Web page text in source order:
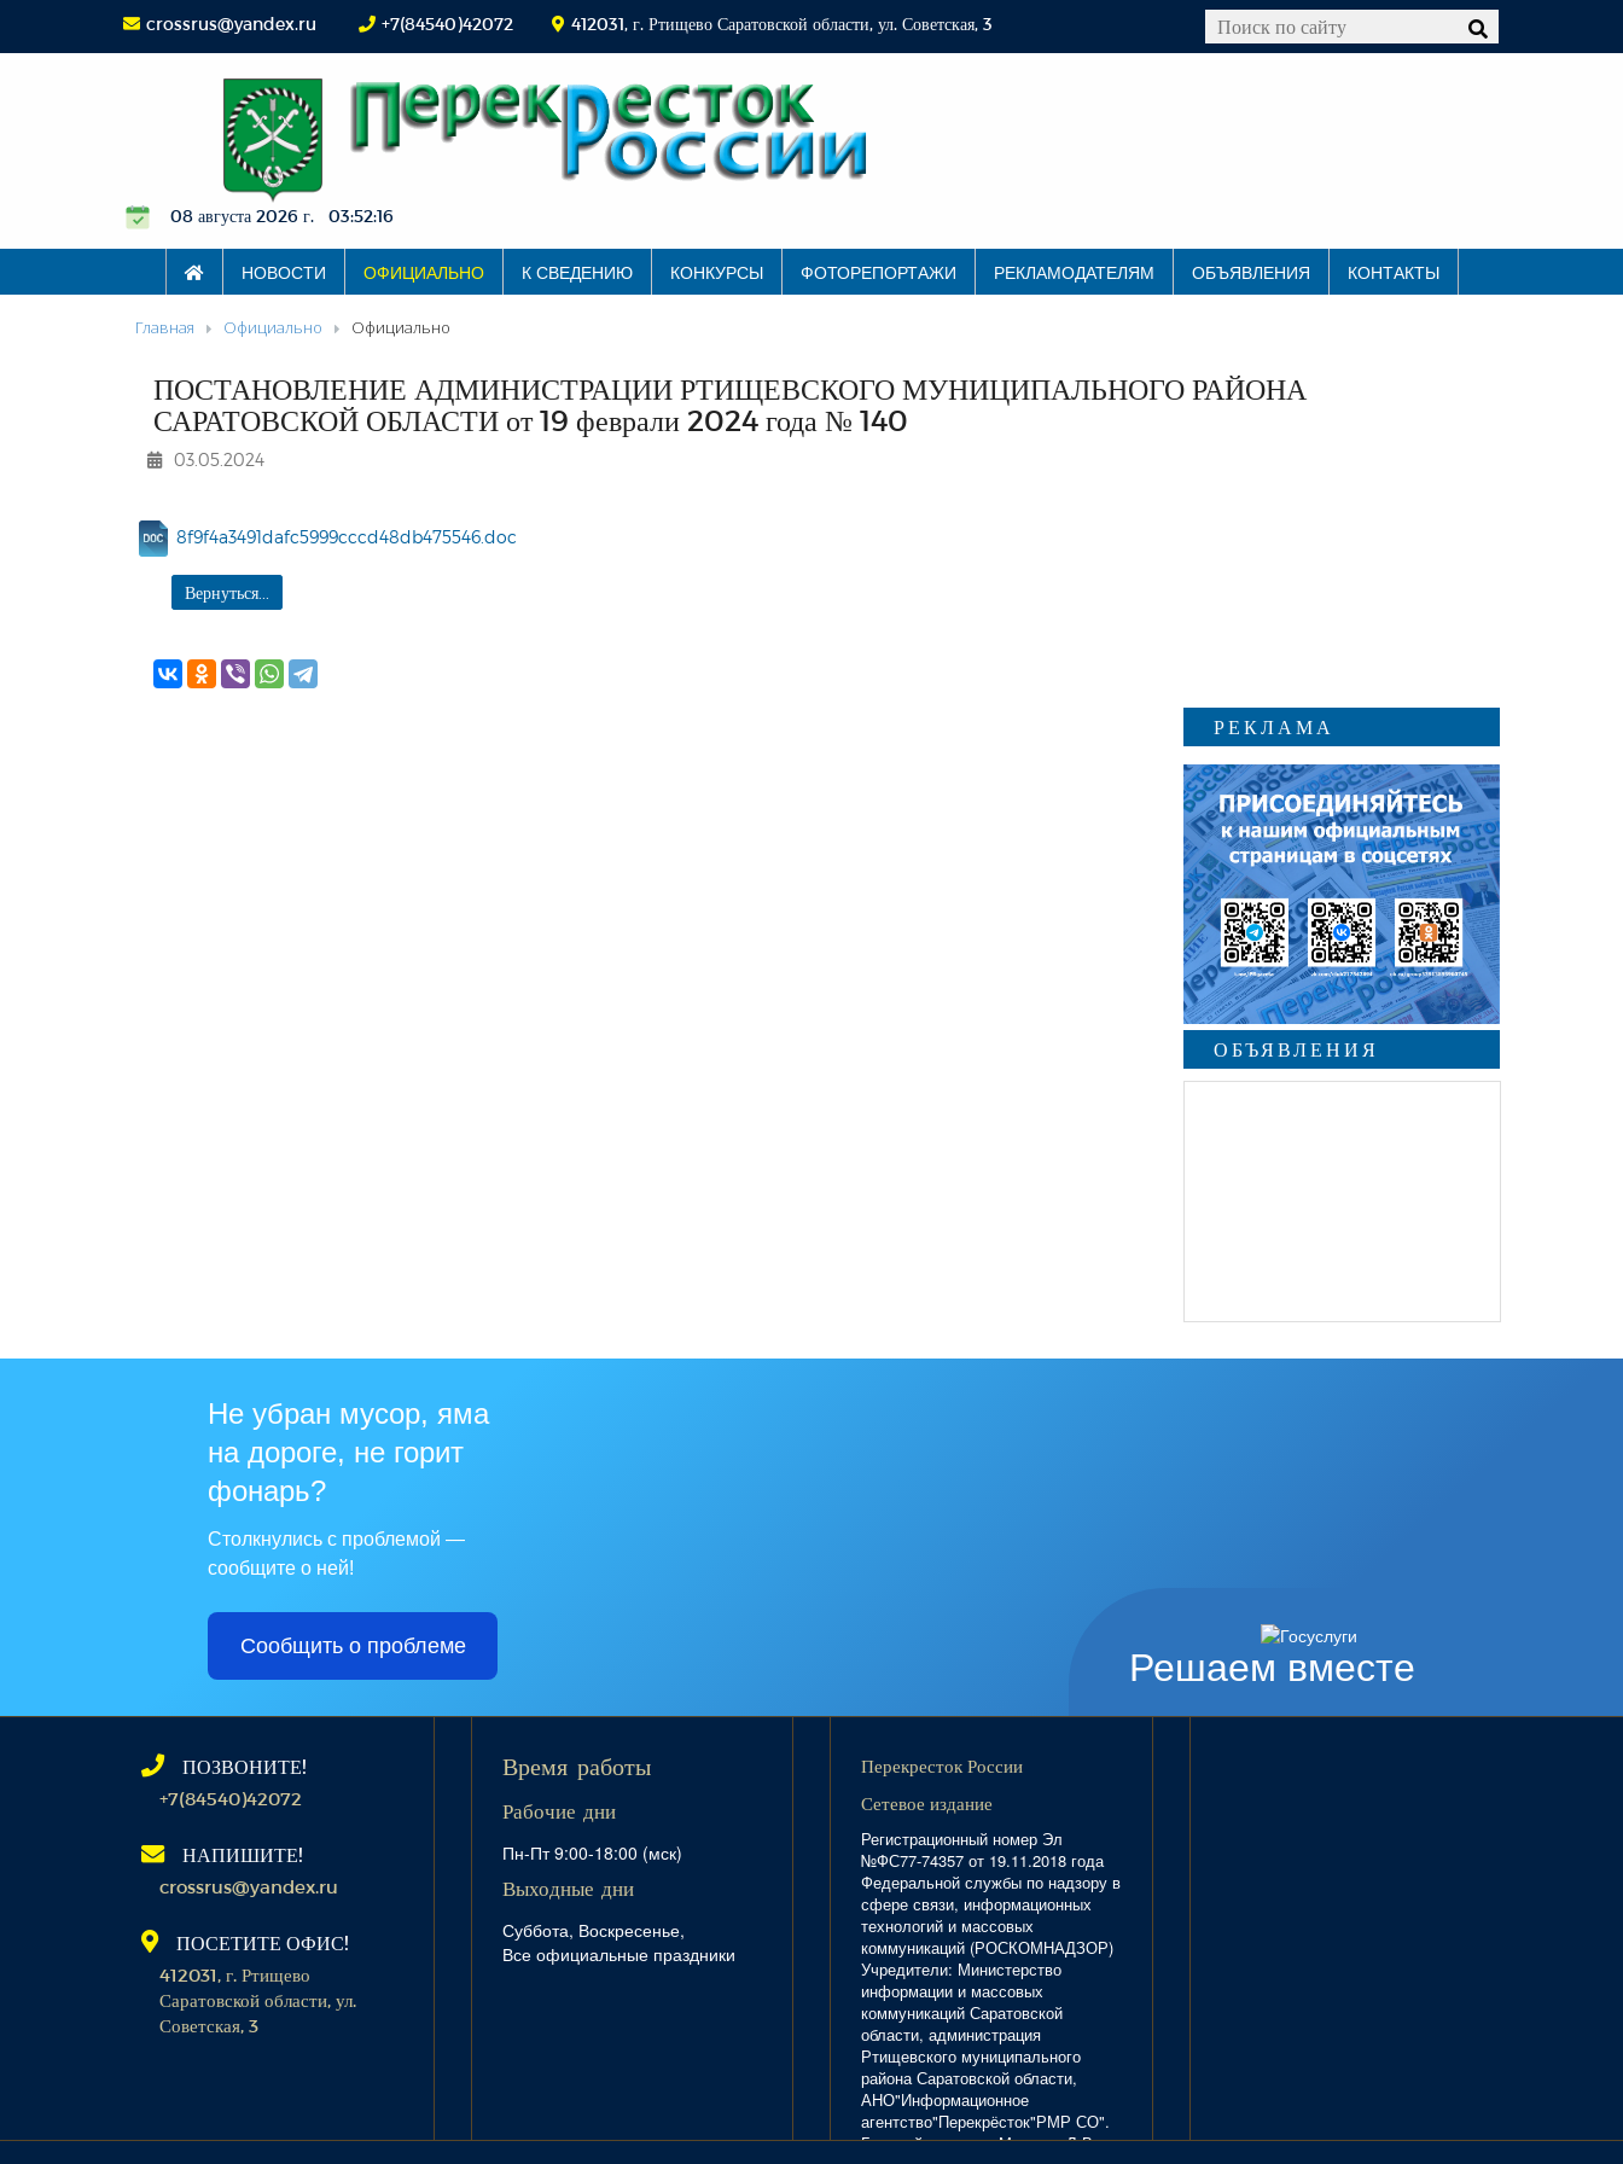
crossrus@yandex.ru +7(84540)42072 412031, г. Ртищево Саратовской области, ул. Советская, 3
08 августа 2026 г. 03:52:16
НОВОСТИ ОФИЦИАЛЬНО К СВЕДЕНИЮ КОНКУРСЫ ФОТОРЕПОРТАЖИ РЕКЛАМОДАТЕЛЯМ ОБЪЯВЛЕНИЯ КОНТАКТЫ
Главная Официально Официально
ПОСТАНОВЛЕНИЕ АДМИНИСТРАЦИИ РТИЩЕВСКОГО МУНИЦИПАЛЬНОГО РАЙОНА
САРАТОВСКОЙ ОБЛАСТИ от 19 феврали 2024 года № 140
03.05.2024
8f9f4a3491dafc5999cccd48db475546.doc
Вернуться...
РЕКЛАМА
ОБЪЯВЛЕНИЯ
Решаем вместе
Не убран мусор, яма
на дороге, не горит
фонарь?
Столкнулись с проблемой —
сообщите о ней!
Сообщить о проблеме
ПОЗВОНИТЕ!
+7(84540)42072
НАПИШИТЕ!
crossrus@yandex.ru
ПОСЕТИТЕ ОФИС!
412031, г. Ртищево
Саратовской области, ул.
Советская, 3
Время работы
Рабочие дни
Пн-Пт 9:00-18:00 (мск)
Выходные дни
Суббота, Воскресенье,
Все официальные праздники
Перекресток России
Сетевое издание
Регистрационный номер Эл
№ФС77-74357 от 19.11.2018 года
Федеральной службы по надзору в
сфере связи, информационных
технологий и массовых
коммуникаций (РОСКОМНАДЗОР)
Учредители: Министерство
информации и массовых
коммуникаций Саратовской
области, администрация
Ртищевского муниципального
района Саратовской области,
АНО"Информационное
агентство"Перекрёсток"РМР СО".
Главный редактор Маркова Л.В.